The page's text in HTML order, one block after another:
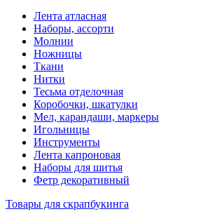
Лента атласная
Наборы, ассорти
Молнии
Ножницы
Ткани
Нитки
Тесьма отделочная
Коробочки, шкатулки
Мел, карандаши, маркеры
Игольницы
Инструменты
Лента капроновая
Наборы для шитья
Фетр декоративный
Товары для скрапбукинга